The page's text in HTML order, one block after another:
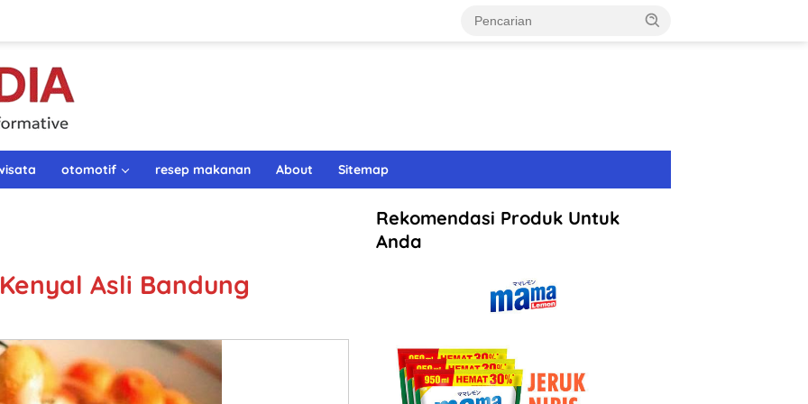
otomotif resep makanan About Sitemap
Asli Bandung
Rekomendasi Produk Untuk
Anda